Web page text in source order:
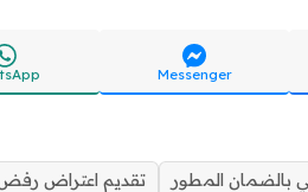
Messenger
بالضمان المطور
تقديم اعتراض